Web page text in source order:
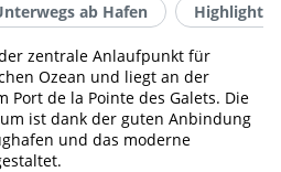
ab Hafen Highlights
zentrale Anlaufpunkt für
Ozean und liegt an der
Port de la Pointe des Galets. Die
ist dank der guten Anbindung
und das moderne